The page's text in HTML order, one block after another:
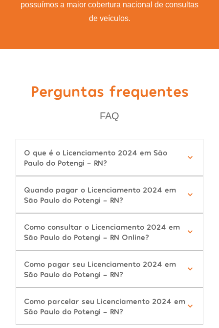
possuímos a maior cobertura nacional de consultas
de veículos.
Perguntas frequentes
FAQ
O que é o Licenciamento 2024 em São
Paulo do Potengi - RN?
Quando pagar o Licenciamento 2024 em
São Paulo do Potengi - RN?
Como consultar o Licenciamento 2024 em
São Paulo do Potengi - RN Online?
Como pagar seu Licenciamento 2024 em
São Paulo do Potengi - RN?
Como parcelar seu Licenciamento 2024 em
São Paulo do Potengi - RN?